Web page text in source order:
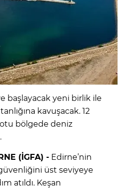
başlayacak yeni birlik ile
kavuşacak. 12
bölgede deniz
(İGFA) - Edirne’nin
üst seviyeye
atıldı. Keşan